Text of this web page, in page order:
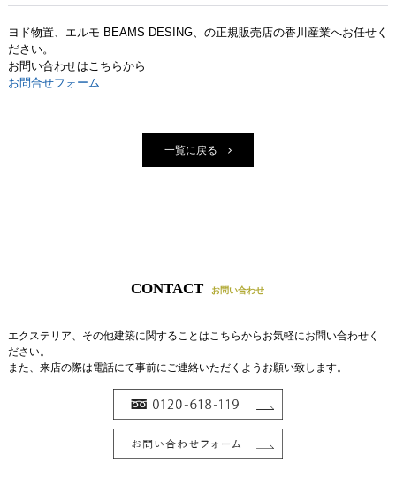
ヨド物置、エルモ BEAMS DESING、の正規販売店の香川産業へお任せく
ださい。
お問い合わせはこちらから
お問合せフォーム
一覧に戻る
CONTACT お問い合わせ
エクステリア、その他建築に関することはこちらからお気軽にお問い合わせく
ださい。
また、来店の際は電話にて事前にご連絡いただくようお願い致します。